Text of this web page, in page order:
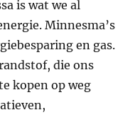
is wat we al
Minnesma’s
en gas.
die ons
kopen op weg